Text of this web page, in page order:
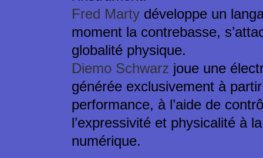
Fred Marty développe un
moment la contrebasse,
globalité physique.
Diemo Schwarz joue une
générée exclusivement à
performance, à l’aide de
l’expressivité et physicalité à
numérique.